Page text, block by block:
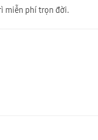
miễn phí trọn đời.